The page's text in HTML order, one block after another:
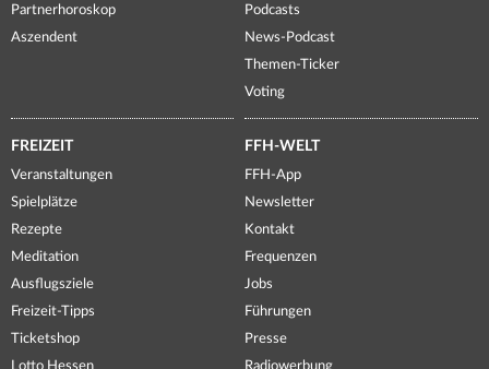
Partnerhoroskop
Aszendent
Podcasts
News-Podcast
Themen-Ticker
Voting
FREIZEIT
Veranstaltungen
Spielplätze
Rezepte
Meditation
Ausflugsziele
Freizeit-Tipps
Ticketshop
Lotto Hessen
FFH-WELT
FFH-App
Newsletter
Kontakt
Frequenzen
Jobs
Führungen
Presse
Radiowerbung